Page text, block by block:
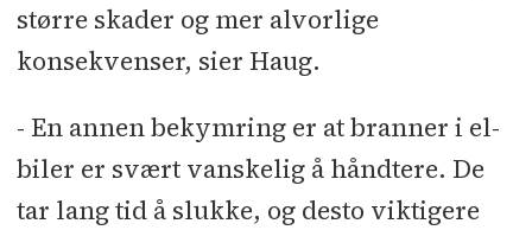
større skader og mer alvorlige
konsekvenser, sier Haug.
- En annen bekymring er at branner i el-
biler er svært vanskelig å håndtere. De
tar lang tid å slukke, og desto viktigere